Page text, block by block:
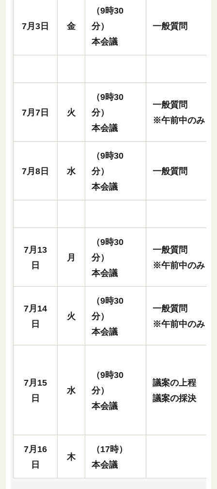
7月3日 金
（9時30
分）
本会議
一般質問
7月7日 火
（9時30
分）
本会議
一般質問
※午前中のみ
7月8日 水
（9時30
分）
本会議
一般質問
7月13
日
月
（9時30
分）
本会議
一般質問
※午前中のみ
7月14
日
火
（9時30
分）
本会議
一般質問
※午前中のみ
7月15
日
水
（9時30
分）
本会議
議案の上程
議案の採決
7月16
日
木
（17時）
本会議